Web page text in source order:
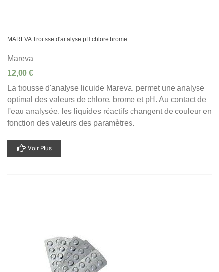
MAREVA Trousse d'analyse pH chlore brome
Mareva
12,00 €
La trousse d'analyse liquide Mareva, permet une analyse
optimal des valeurs de chlore, brome et pH. Au contact de
l'eau analysée. les liquides réactifs changent de couleur en
fonction des valeurs des paramètres.
Voir Plus